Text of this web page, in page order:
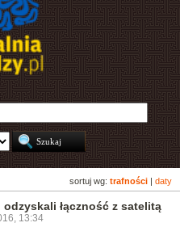
sortuj wg: trafności daty
odzyskali łączność z satelitą
13:34